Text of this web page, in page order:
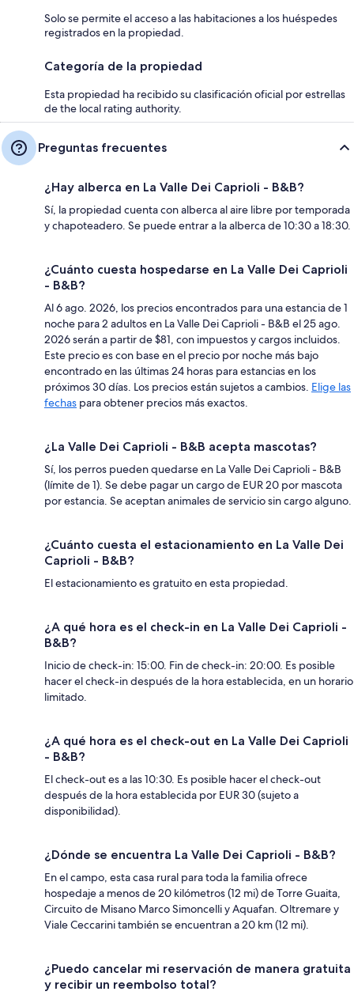
Solo se permite el acceso a las habitaciones a los huéspedes
registrados en la propiedad.
Categoría de la propiedad
Esta propiedad ha recibido su clasificación oficial por estrellas
de the local rating authority.
Preguntas frecuentes
¿Hay alberca en La Valle Dei Caprioli - B&B?
Sí, la propiedad cuenta con alberca al aire libre por temporada
y chapoteadero. Se puede entrar a la alberca de 10:30 a 18:30.
¿Cuánto cuesta hospedarse en La Valle Dei Caprioli
- B&B?
Al 6 ago. 2026, los precios encontrados para una estancia de 1
noche para 2 adultos en La Valle Dei Caprioli - B&B el 25 ago.
2026 serán a partir de $81, con impuestos y cargos incluidos.
Este precio es con base en el precio por noche más bajo
encontrado en las últimas 24 horas para estancias en los
próximos 30 días. Los precios están sujetos a cambios. Elige las
fechas para obtener precios más exactos.
¿La Valle Dei Caprioli - B&B acepta mascotas?
Sí, los perros pueden quedarse en La Valle Dei Caprioli - B&B
(límite de 1). Se debe pagar un cargo de EUR 20 por mascota
por estancia. Se aceptan animales de servicio sin cargo alguno.
¿Cuánto cuesta el estacionamiento en La Valle Dei
Caprioli - B&B?
El estacionamiento es gratuito en esta propiedad.
¿A qué hora es el check-in en La Valle Dei Caprioli -
B&B?
Inicio de check-in: 15:00. Fin de check-in: 20:00. Es posible
hacer el check-in después de la hora establecida, en un horario
limitado.
¿A qué hora es el check-out en La Valle Dei Caprioli
- B&B?
El check-out es a las 10:30. Es posible hacer el check-out
después de la hora establecida por EUR 30 (sujeto a
disponibilidad).
¿Dónde se encuentra La Valle Dei Caprioli - B&B?
En el campo, esta casa rural para toda la familia ofrece
hospedaje a menos de 20 kilómetros (12 mi) de Torre Guaita,
Circuito de Misano Marco Simoncelli y Aquafan. Oltremare y
Viale Ceccarini también se encuentran a 20 km (12 mi).
¿Puedo cancelar mi reservación de manera gratuita
y recibir un reembolso total?